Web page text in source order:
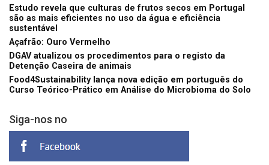
Estudo revela que culturas de frutos secos em Portugal
são as mais eficientes no uso da água e eficiência
sustentável
Açafrão: Ouro Vermelho
DGAV atualizou os procedimentos para o registo da
Detenção Caseira de animais
Food4Sustainability lança nova edição em português do
Curso Teórico-Prático em Análise do Microbioma do Solo
Siga-nos no